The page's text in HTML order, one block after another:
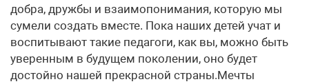
добра, дружбы и взаимопонимания, которую мы
сумели создать вместе. Пока наших детей учат и
воспитывают такие педагоги, как вы, можно быть
уверенным в будущем поколении, оно будет
достойно нашей прекрасной страны.Мечты